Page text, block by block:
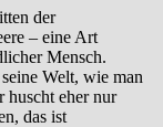
der
– eine Art
Mensch.
Welt, wie man
huscht eher nur
das ist